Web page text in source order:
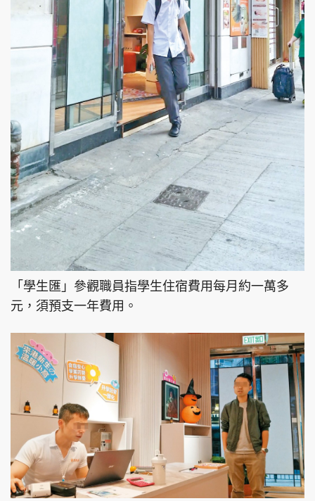
「學生匯」參觀職員指學生住宿費用每月約一萬多
元，須預支一年費用。